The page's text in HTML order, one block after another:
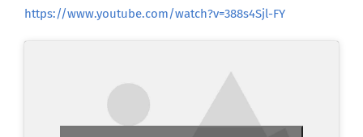
https://www.youtube.com/watch?v=388s4Sjl-FY